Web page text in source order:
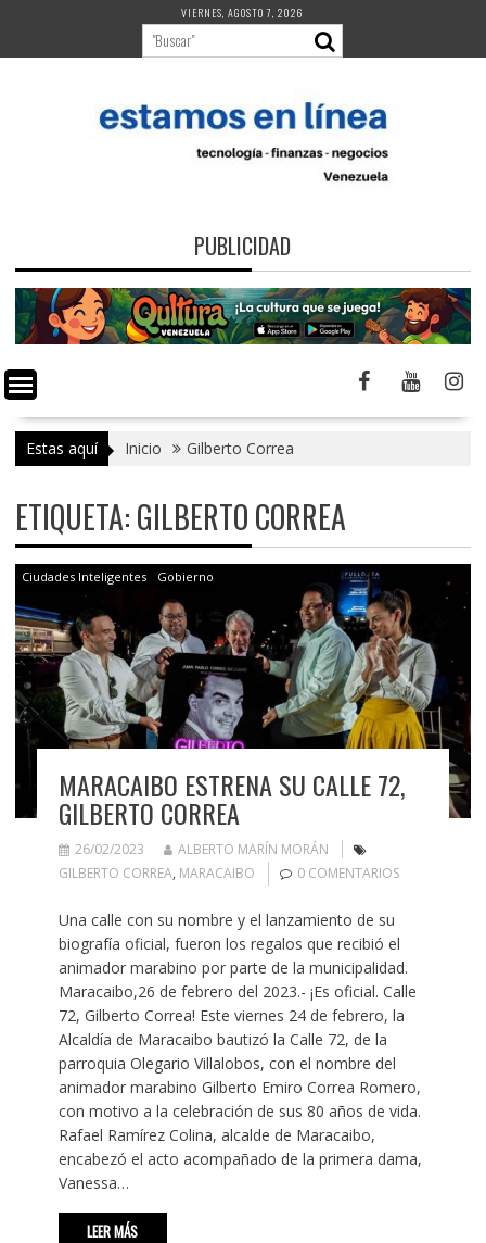
contenido
VIERNES, AGOSTO 7, 2026
PUBLICIDAD
Estas aquí Inicio Gilberto Correa
ETIQUETA:GILBERTO CORREA
Ciudades Inteligentes Gobierno
MARACAIBO ESTRENA SU CALLE 72,
GILBERTO CORREA
26/02/2023
ALBERTO MARÍN MORÁN
GILBERTO CORREA, MARACAIBO 0 COMENTARIOS
Una calle con su nombre y el lanzamiento de su
biografía oficial, fueron los regalos que recibió el
animador marabino por parte de la municipalidad.
Maracaibo,26 de febrero del 2023.- ¡Es oficial. Calle
72, Gilberto Correa! Este viernes 24 de febrero, la
Alcaldía de Maracaibo bautizó la Calle 72, de la
parroquia Olegario Villalobos, con el nombre del
animador marabino Gilberto Emiro Correa Romero,
con motivo a la celebración de sus 80 años de vida.
Rafael Ramírez Colina, alcalde de Maracaibo,
encabezó el acto acompañado de la primera dama,
Vanessa…
LEER MÁS